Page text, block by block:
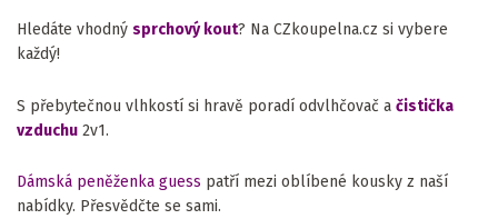
Hledáte vhodný sprchový kout? Na CZkoupelna.cz si vybere
každý!
S přebytečnou vlhkostí si hravě poradí odvlhčovač a čistička
vzduchu 2v1.
Dámská peněženka guess patří mezi oblíbené kousky z naší
nabídky. Přesvědčte se sami.